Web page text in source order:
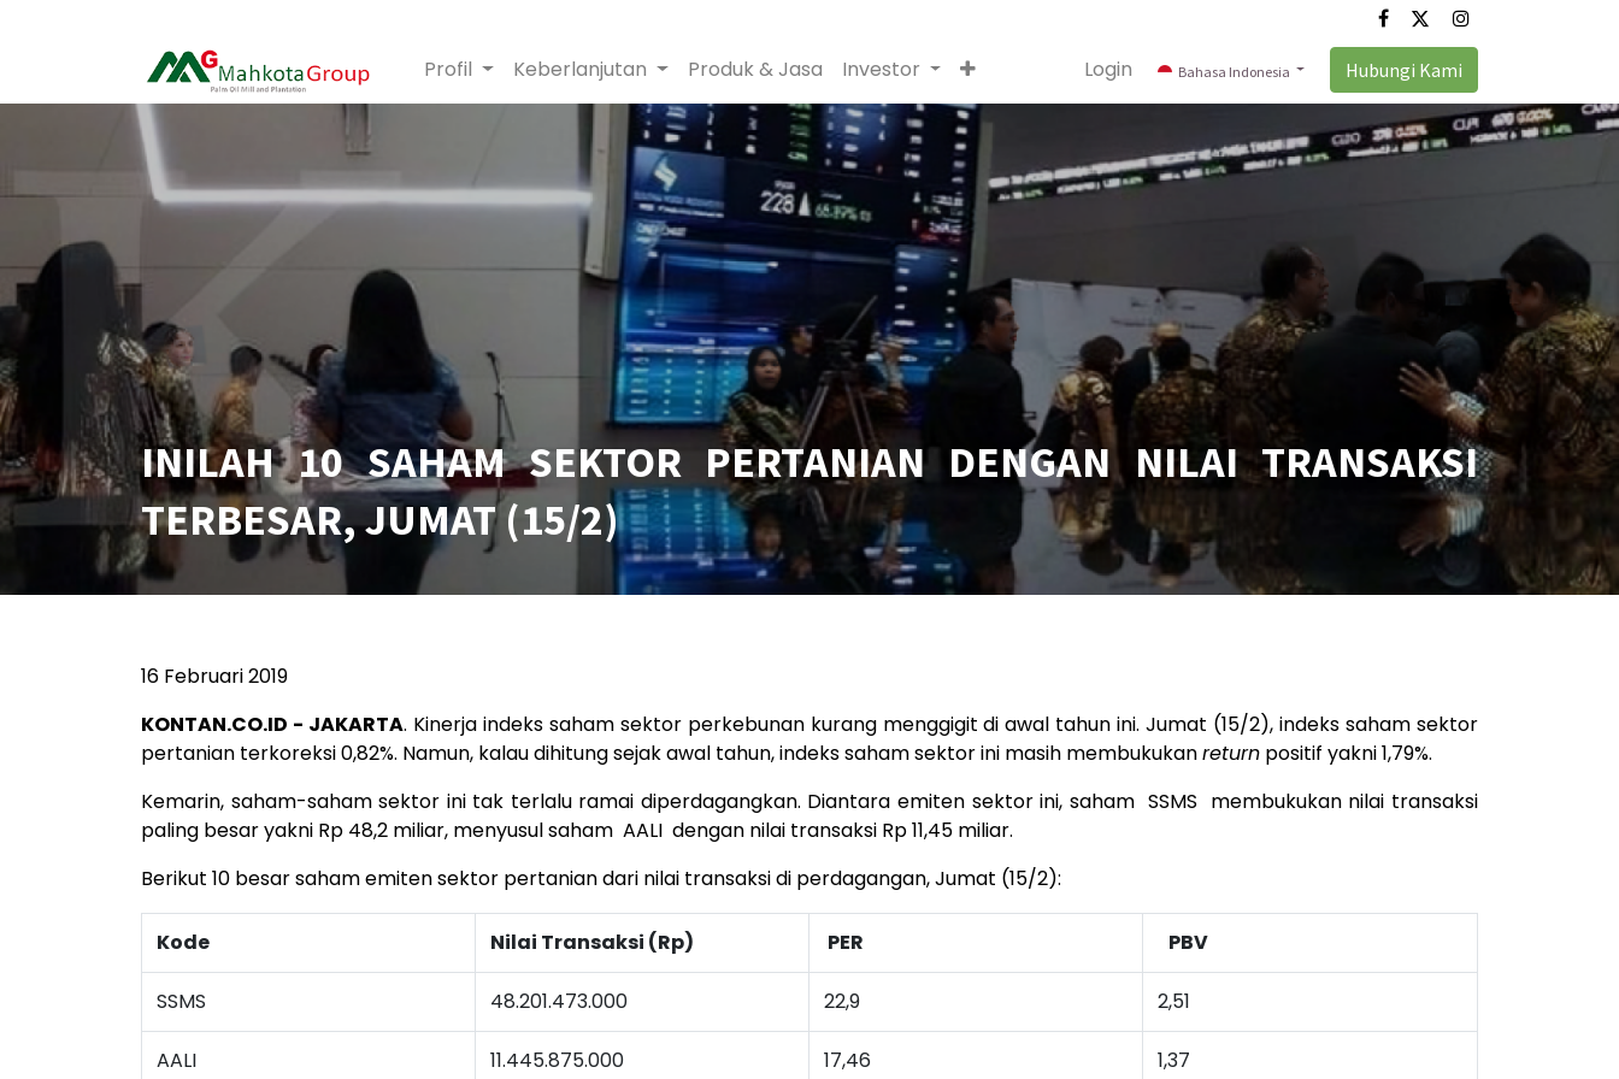
Profil Keberlanjutan Produk & Jasa Investor Login Bahasa Indonesia Hubungi Kami
INILAH 10 SAHAM SEKTOR PERTANIAN DENGAN NILAI TRANSAKSI
TERBESAR, JUMAT (15/2)
16 Februari 2019
KONTAN.CO.ID - JAKARTA. Kinerja indeks saham sektor perkebunan kurang menggigit di awal tahun ini. Jumat (15/2), indeks saham sektor
pertanian terkoreksi 0,82%. Namun, kalau dihitung sejak awal tahun, indeks saham sektor ini masih membukukanreturn positif yakni 1,79%.
Kemarin, saham-saham sektor ini tak terlalu ramai diperdagangkan. Diantara emiten sektor ini, saham SSMS membukukan nilai transaksi
paling besar yakni Rp 48,2 miliar, menyusul saham AALI dengan nilai transaksi Rp 11,45 miliar.
Berikut 10 besar saham emiten sektor pertanian dari nilai transaksi di perdagangan, Jumat (15/2):
Kode Nilai Transaksi (Rp) PER PBV
SSMS 48.201.473.000 22,9 2,51
AALI 11.445.875.000 17,46 1,37